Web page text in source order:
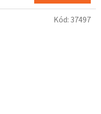
Kód: 37497